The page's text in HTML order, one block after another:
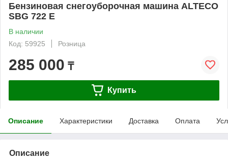
Бензиновая снегоуборочная машина ALTECO
SBG 722 E
В наличии
Код: 59925
Розница
285 000 ₸
Купить
Описание Характеристики Доставка Оплата
Описание